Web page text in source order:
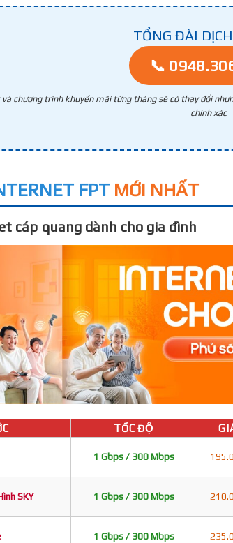
TỔNG ĐÀI
📞
và chương trình khuyến mãi từng tháng sẽ có thay đổi
chính xác
FPT MỚI NHẤT
cáp quang dành cho gia đình
TỐC ĐỘ
1 Gbps / 300 Mbps
SKY 1 Gbps / 300 Mbps
1 Gbps / 300 Mbps